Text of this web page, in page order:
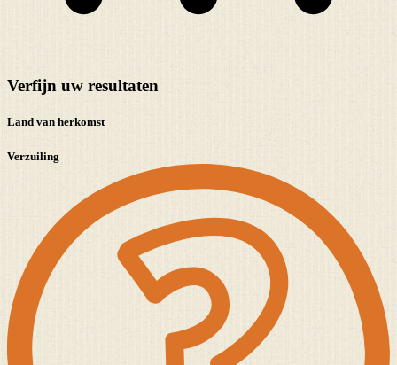
Verfijn uw resultaten
Land van herkomst
Verzuiling